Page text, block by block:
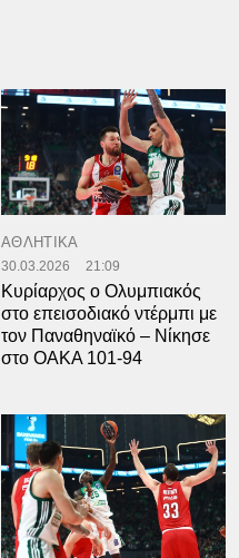
ΑΘΛΗΤΙΚΑ
30.03.2026 21:09
Κυρίαρχος ο Ολυμπιακός
στο επεισοδιακό ντέρμπι με
τον Παναθηναϊκό – Νίκησε
στο ΟΑΚΑ 101-94